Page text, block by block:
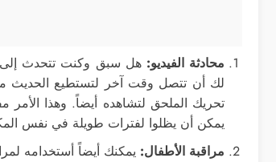
محادثة الفيديو: هل سبق وكنت تتحدث إلى
لك أن تتصل وقت آخر لتستطيع الحديث
تحريك الملحق لتشاهده أيضاً. وهذا
يمكن أن يظلوا لفترات طويلة في نفس
مراقبة الأطفال: يمكنك أيضاً أستخدامه